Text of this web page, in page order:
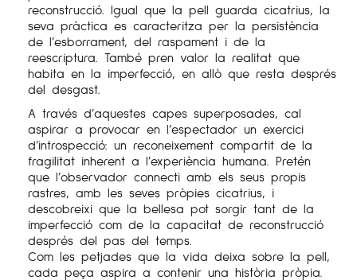
reconstrucció. Igual que la pell guarda cicatrius, la
seva pràctica es caracteritza per la persistència
de l’esborrament, del raspament i de la
reescriptura. També pren valor la realitat que
habita en la imperfecció, en allò que resta després
del desgast.
A través d’aquestes capes superposades, cal
aspirar a provocar en l’espectador un exercici
d’introspecció: un reconeixement compartit de la
fragilitat inherent a l’experiència humana. Pretén
que l’observador connecti amb els seus propis
rastres, amb les seves pròpies cicatrius, i
descobreixi que la bellesa pot sorgir tant de la
imperfecció com de la capacitat de reconstrucció
després del pas del temps.
Com les petjades que la vida deixa sobre la pell,
cada peça aspira a contenir una història pròpia.